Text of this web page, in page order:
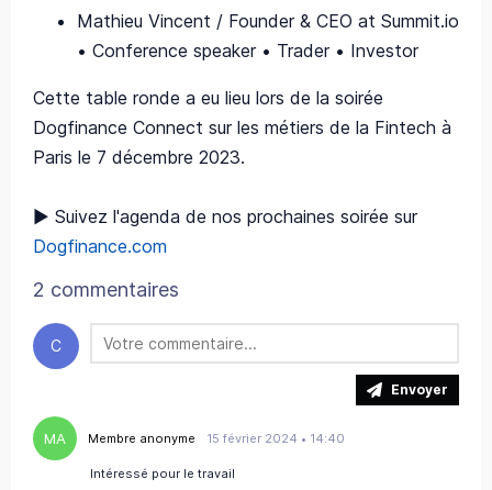
Mathieu Vincent / Founder & CEO at Summit.io
• Conference speaker • Trader • Investor
Cette table ronde a eu lieu lors de la soirée
Dogfinance Connect sur les métiers de la Fintech à
Paris le 7 décembre 2023.
▶️ Suivez l'agenda de nos prochaines soirée sur
Dogfinance.com
2 commentaires
C
Envoyer
MA Membre anonyme 15 février 2024 • 14:40
Intéressé pour le travail